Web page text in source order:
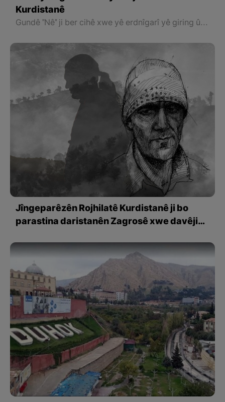
Kurdistanê
Gundê "Nê" ji ber cihê xwe yê erdnîgarî yê giring û stratejîk, ji ber hebûna aveke zêde, deştên pehn, çiya û daristanên berfireh, bo xwe veşartinê û xwedîkirina ajelan û .. hwd cihekî gelek baş e û demeke dirêje ev gund avedan e. herweha keleh û paşmayên kevin ên wek, "Qela Guwan, Wille Gewir, Qebre Begzade, Girde Xezîne, Asingiran, Eshab, Gird û Ziyaret, Bira Kujaw, Kepir Hakim û …" nîşan didin ku demeke dirêje jiyan li wê navçeyê û wî gundî heye.
Jîngeparêzên Rojhilatê Kurdistanê ji bo
parastina daristanên Zagrosê xwe davêjin